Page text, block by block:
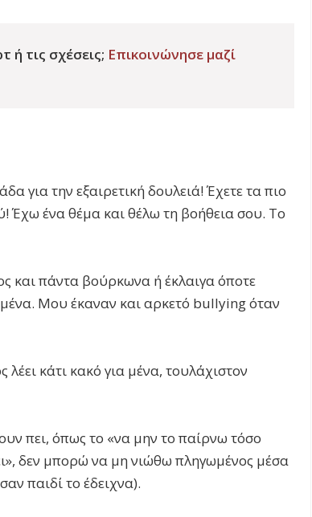
ή τις σχέσεις; Επικοινώνησε μαζί
για την εξαιρετική δουλειά! Έχετε τα πιο
Έχω ένα θέμα και θέλω τη βοήθεια σου. Το
και πάντα βούρκωνα ή έκλαιγα όποτε
μένα. Μου έκαναν και αρκετό bullying όταν
κάτι κακό για μένα, τουλάχιστον
πει, όπως το «να μην το παίρνω τόσο
δεν μπορώ να μη νιώθω πληγωμένος μέσα
παιδί το έδειχνα).